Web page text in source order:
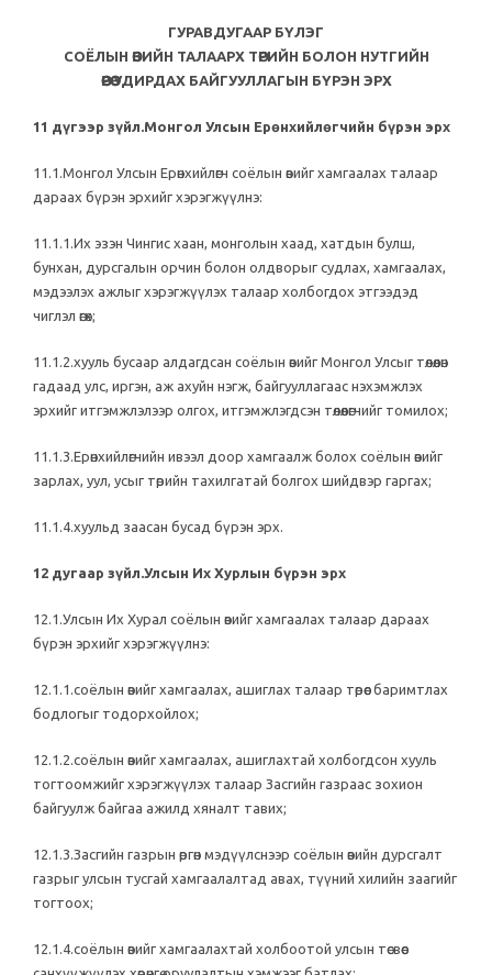
ГУРАВДУГААР БҮЛЭГ
СОЁЛЫН ӨВИЙН ТАЛААРХ ТӨРИЙН БОЛОН НУТГИЙН
ӨӨРӨӨ УДИРДАХ БАЙГУУЛЛАГЫН БҮРЭН ЭРХ
11 дүгээр зүйл.Монгол Улсын Ерөнхийлөгчийн бүрэн эрх
11.1.Монгол Улсын Ерөнхийлөгч соёлын өвийг хамгаалах талаар
дараах бүрэн эрхийг хэрэгжүүлнэ:
11.1.1.Их эзэн Чингис хаан, монголын хаад, хатдын булш,
бунхан, дурсгалын орчин болон олдворыг судлах, хамгаалах,
мэдээлэх ажлыг хэрэгжүүлэх талаар холбогдох этгээдэд
чиглэл өгөх;
11.1.2.хууль бусаар алдагдсан соёлын өвийг Монгол Улсыг төлөөлөн
гадаад улс, иргэн, аж ахуйн нэгж, байгууллагаас нэхэмжлэх
эрхийг итгэмжлэлээр олгох, итгэмжлэгдсэн төлөөлөгчийг томилох;
11.1.3.Ерөнхийлөгчийн ивээл доор хамгаалж болох соёлын өвийг
зарлах, уул, усыг төрийн тахилгатай болгох шийдвэр гаргах;
11.1.4.хуульд заасан бусад бүрэн эрх.
12 дугаар зүйл.Улсын Их Хурлын бүрэн эрх
12.1.Улсын Их Хурал соёлын өвийг хамгаалах талаар дараах
бүрэн эрхийг хэрэгжүүлнэ:
12.1.1.соёлын өвийг хамгаалах, ашиглах талаар төрөөс баримтлах
бодлогыг тодорхойлох;
12.1.2.соёлын өвийг хамгаалах, ашиглахтай холбогдсон хууль
тогтоомжийг хэрэгжүүлэх талаар Засгийн газраас зохион
байгуулж байгаа ажилд хяналт тавих;
12.1.3.Засгийн газрын өргөн мэдүүлснээр соёлын өвийн дурсгалт
газрыг улсын тусгай хамгаалалтад авах, түүний хилийн заагийг
тогтоох;
12.1.4.соёлын өвийг хамгаалахтай холбоотой улсын төсвөөс